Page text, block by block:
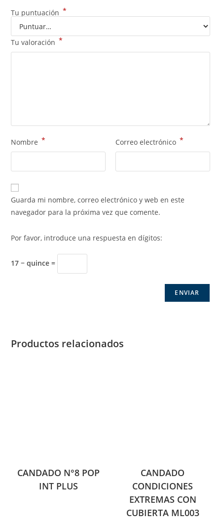
Tu puntuación *
Tu valoración *
Nombre * Correo electrónico *
Guarda mi nombre, correo electrónico y web en este
navegador para la próxima vez que comente.
Por favor, introduce una respuesta en dígitos:
17 − quince =
Productos relacionados
CANDADO N°8 POP
INT PLUS
CANDADO
CONDICIONES
EXTREMAS CON
CUBIERTA ML003